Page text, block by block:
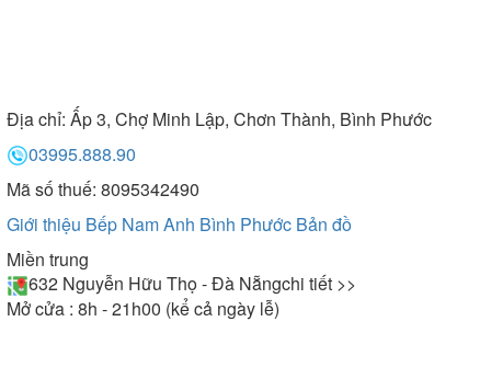
Địa chỉ: Ấp 3, Chợ Minh Lập, Chơn Thành, Bình Phước
03995.888.90
Mã số thuế: 8095342490
Giới thiệu Bếp Nam Anh Bình Phước Bản đồ
Miền trung
632 Nguyễn Hữu Thọ - Đà Nẵngchi tiết >>
Mở cửa : 8h - 21h00 (kể cả ngày lễ)